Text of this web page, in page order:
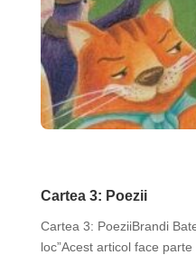
Cartea 3: Poezii
Cartea 3: PoeziiBrandi
loc”Acest articol face